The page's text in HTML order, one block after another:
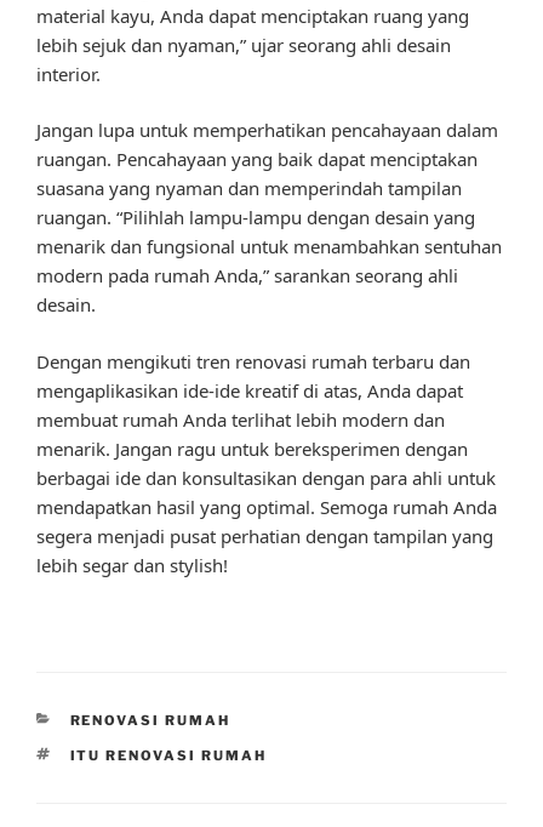
material kayu, Anda dapat menciptakan ruang yang
lebih sejuk dan nyaman,” ujar seorang ahli desain
interior.
Jangan lupa untuk memperhatikan pencahayaan dalam
ruangan. Pencahayaan yang baik dapat menciptakan
suasana yang nyaman dan memperindah tampilan
ruangan. “Pilihlah lampu-lampu dengan desain yang
menarik dan fungsional untuk menambahkan sentuhan
modern pada rumah Anda,” sarankan seorang ahli
desain.
Dengan mengikuti tren renovasi rumah terbaru dan
mengaplikasikan ide-ide kreatif di atas, Anda dapat
membuat rumah Anda terlihat lebih modern dan
menarik. Jangan ragu untuk bereksperimen dengan
berbagai ide dan konsultasikan dengan para ahli untuk
mendapatkan hasil yang optimal. Semoga rumah Anda
segera menjadi pusat perhatian dengan tampilan yang
lebih segar dan stylish!
CATEGORIES
RENOVASI RUMAH
TAGS
ITU RENOVASI RUMAH